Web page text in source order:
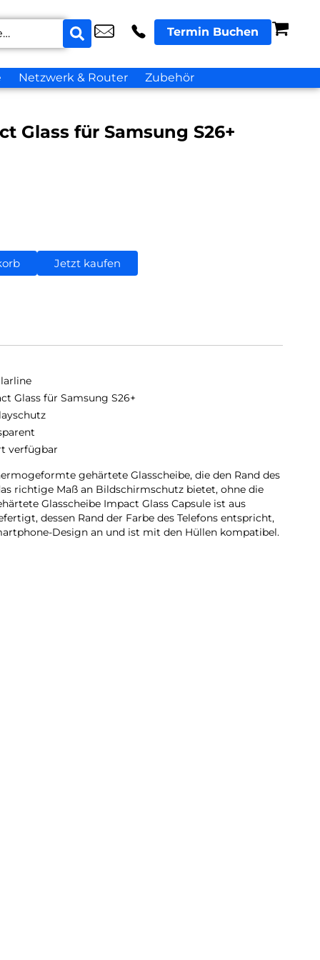
Termin Buchen
Netzwerk & Router Zubehör
Glass für Samsung S26+
Jetzt kaufen
Glass für Samsung S26+
verfügbar
gehärtete Glasscheibe, die den Rand des
richtige Maß an Bildschirmschutz bietet, ohne die
Glasscheibe Impact Glass Capsule ist aus
dessen Rand der Farbe des Telefons entspricht,
Design an und ist mit den Hüllen kompatibel.